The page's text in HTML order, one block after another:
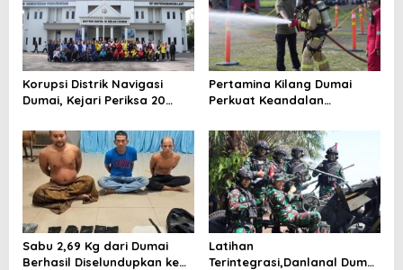
Korupsi Distrik Navigasi
Dumai, Kejari Periksa 20
Pertamina Kilang Dumai
Perkuat Keandalan
Sabu 2,69 Kg dari Dumai
Berhasil Diselundupkan ke
Latihan
Terintegrasi,Danlanal Dumai